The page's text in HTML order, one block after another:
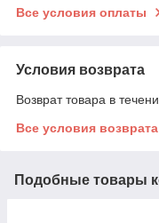
Все условия оплаты
Условия возврата
Возврат товара в
Все условия возврата
Подобные товары